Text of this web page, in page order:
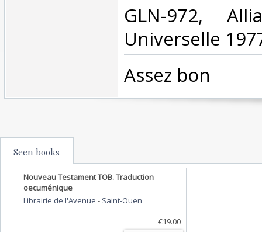
‎GLN-972,
Universelle
‎Assez bon‎
Seen books
Nouveau Testament TOB. Traduction
oecuménique
Librairie de l'Avenue - Saint-Ouen
€19.00